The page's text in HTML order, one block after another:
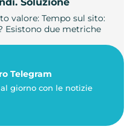
valore: Tempo sul sito:
Esistono due metriche
Telegram
giorno con le notizie